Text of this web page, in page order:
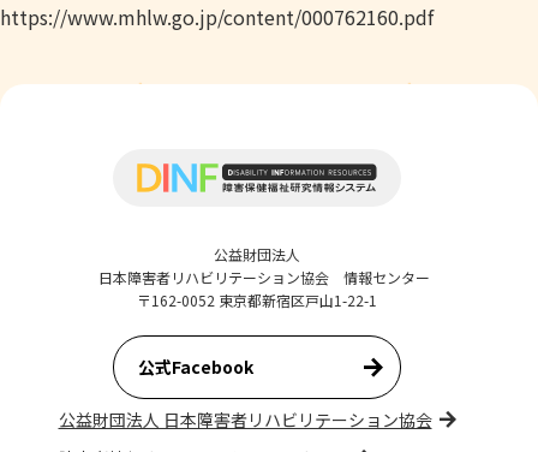
https://www.mhlw.go.jp/content/000762160.pdf
公益財団法人
日本障害者リハビリテーション協会 情報センター
〒162-0052 東京都新宿区戸山1-22-1
公式Facebook
公益財団法人 日本障害者リハビリテーション協会